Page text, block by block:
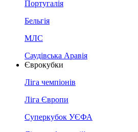
Португалія
Бельгія
МЛС
Саудівська Аравія
Єврокубки
Ліга чемпіонів
Ліга Європи
Суперкубок УЄФА